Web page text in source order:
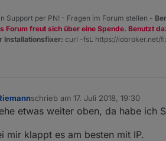
Support per PN! - Fragen im Forum stellen -
Forum freut sich über eine Spende. Benutzt
Installationsfixer: curl -fsL https://iobroker.net/
schrieb am 17. Juli 2018, 19:30
zuletzt editiert von
etwas weiter oben, da habe ich
mir klappt es am besten mit IP.